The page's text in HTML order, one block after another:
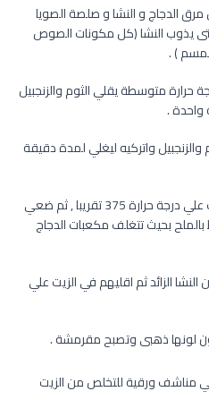
الدجاج و النشا و صلصة الصويا
يذوب النشا (كل مكونات الصوص
) .
متوسطة يقلي الثوم والزنجبيل
.
واتركيه ليغلي لمدة دقيقة
في مقلاة عميقة سخنى الزيت علي درجة حرارة 375 تقريبا , ثم ضعي
بحيث تتغلف مكعبات الدجاج
الزائد ثم اقليهم في الزيت علي
لونها ذهبى وتصبح مقرمشة .
مناشف ورقية للتخلص من الزيت